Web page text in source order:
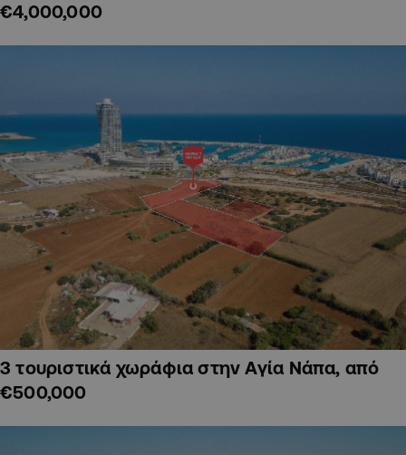
€4,000,000
3 τουριστικά χωράφια στην Αγία Νάπα, από
€500,000